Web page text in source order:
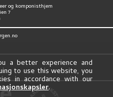
og komponisthjem
7
a better experience and
to use this website, you
in accordance with our
.